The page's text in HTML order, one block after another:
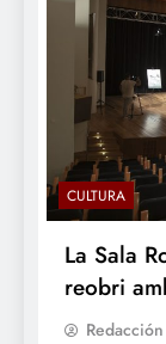
CULTURA
La Sala
reobri
Redacción